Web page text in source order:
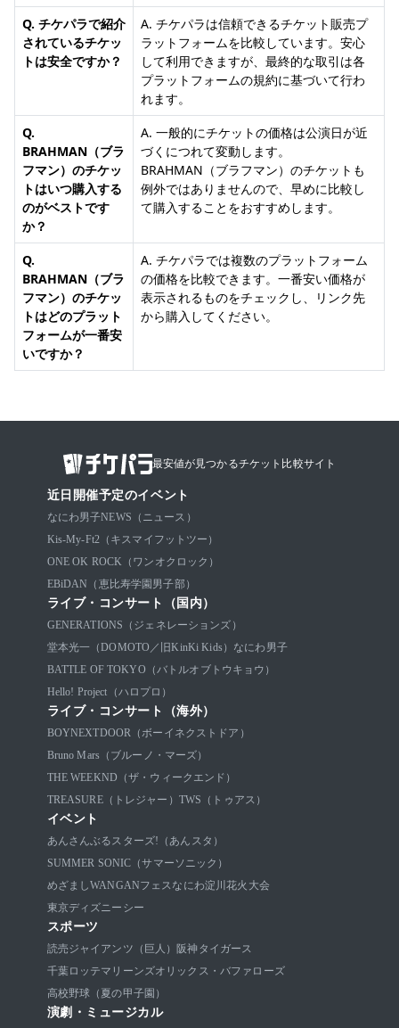
Q. チケパラで紹介
されているチケッ
トは安全ですか？
A. チケパラは信頼できるチケット販売プ
ラットフォームを比較しています。安心
して利用できますが、最終的な取引は各
プラットフォームの規約に基づいて行わ
れます。
Q.
BRAHMAN（ブラ
フマン）のチケッ
トはいつ購入する
のがベストです
か？
A. 一般的にチケットの価格は公演日が近
づくにつれて変動します。
BRAHMAN（ブラフマン）のチケットも
例外ではありませんので、早めに比較し
て購入することをおすすめします。
Q.
BRAHMAN（ブラ
フマン）のチケッ
トはどのプラット
フォームが一番安
いですか？
A. チケパラでは複数のプラットフォーム
の価格を比較できます。一番安い価格が
表示されるものをチェックし、リンク先
から購入してください。
最安値が見つかるチケット比較サイト
近日開催予定のイベント
なにわ男子NEWS（ニュース）
Kis-My-Ft2（キスマイフットツー）
ONE OK ROCK（ワンオクロック）
EBiDAN（恵比寿学園男子部）
ライブ・コンサート（国内）
GENERATIONS（ジェネレーションズ）
堂本光一（DOMOTO／旧KinKi Kids） なにわ男子
BATTLE OF TOKYO（バトルオブトウキョウ）
Hello! Project（ハロプロ）
ライブ・コンサート（海外）
BOYNEXTDOOR（ボーイネクストドア）
Bruno Mars（ブルーノ・マーズ）
THE WEEKND（ザ・ウィークエンド）
TREASURE（トレジャー） TWS（トゥアス）
イベント
あんさんぶるスターズ!（あんスタ）
SUMMER SONIC（サマーソニック）
めざましWANGANフェスなにわ淀川花火大会
東京ディズニーシー
スポーツ
読売ジャイアンツ（巨人）
阪神タイガース
千葉ロッテマリーンズオリックス・バファローズ
高校野球（夏の甲子園）
演劇・ミュージカル